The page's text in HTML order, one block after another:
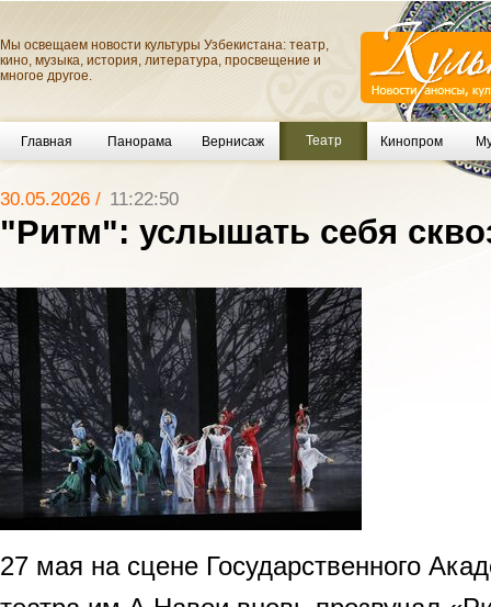
Мы освещаем новости культуры Узбекистана: театр,
кино, музыка, история, литература, просвещение и
многое другое.
Главная Панорама Вернисаж Театр Кинопром
30.05.2026 / 11:22:50
"Ритм": услышать себя
27 мая на сцене Государственного